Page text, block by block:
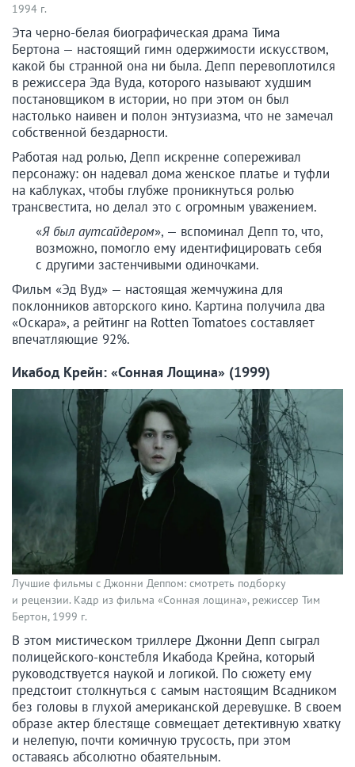
1994 г.
Эта черно-белая биографическая драма Тима
Бертона — настоящий гимн одержимости искусством,
какой бы странной она ни была. Депп перевоплотился
в режиссера Эда Вуда, которого называют худшим
постановщиком в истории, но при этом он был
настолько наивен и полон энтузиазма, что не замечал
собственной бездарности.
Работая над ролью, Депп искренне сопереживал
персонажу: он надевал дома женское платье и туфли
на каблуках, чтобы глубже проникнуться ролью
трансвестита, но делал это с огромным уважением.
«Я был аутсайдером», — вспоминал Депп то, что,
возможно, помогло ему идентифицировать себя
с другими застенчивыми одиночками.
Фильм «Эд Вуд» — настоящая жемчужина для
поклонников авторского кино. Картина получила два
«Оскара», а рейтинг на Rotten Tomatoes составляет
впечатляющие 92%.
Икабод Крейн: «Сонная Лощина» (1999)
Лучшие фильмы с Джонни Деппом: смотреть подборку
и рецензии. Кадр из фильма «Сонная лощина», режиссер Тим
Бертон, 1999 г.
В этом мистическом триллере Джонни Депп сыграл
полицейского-констебля Икабода Крейна, который
руководствуется наукой и логикой. По сюжету ему
предстоит столкнуться с самым настоящим Всадником
без головы в глухой американской деревушке. В своем
образе актер блестяще совмещает детективную хватку
и нелепую, почти комичную трусость, при этом
оставаясь абсолютно обаятельным.